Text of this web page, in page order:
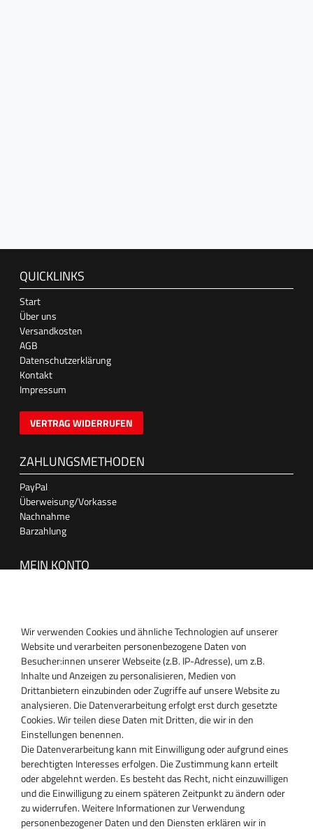
QUICKLINKS
Start
Über uns
Versandkosten
AGB
Datenschutzerklärung
Kontakt
Impressum
VERTRAG WIDERRUFEN
ZAHLUNGSMETHODEN
PayPal
Überweisung/Vorkasse
Nachnahme
Barzahlung
MEIN KONTO
SUPPORT
Inhaber:
Magnos Turbosystems GmbH
Miraustraße 27-29
D-13509 Berlin
+49 30 340 606 740
+49 30 340 606 740
+49 30 340 606 745
info@turboservice24.de
Aktuelle Öffnungszeiten
Mo-Fr: 08:00 Uhr - 18:00 Uhr
Wir verwenden Cookies und ähnliche Technologien auf unserer
Website und verarbeiten personenbezogene Daten von
Besucher:innen unserer Webseite (z.B. IP-Adresse), um z.B.
Inhalte und Anzeigen zu personalisieren, Medien von
Drittanbietern einzubinden oder Zugriffe auf unsere Website zu
analysieren. Die Datenverarbeitung erfolgt erst durch gesetzte
Cookies. Wir teilen diese Daten mit Dritten, die wir in den
Einstellungen benennen.
Die Datenverarbeitung kann mit Einwilligung oder aufgrund eines
berechtigten Interesses erfolgen. Die Zustimmung kann erteilt
oder abgelehnt werden. Es besteht das Recht, nicht einzuwilligen
und die Einwilligung zu einem späteren Zeitpunkt zu ändern oder
zu widerrufen. Weitere Informationen zur Verwendung
personenbezogener Daten und den Diensten erklären wir in